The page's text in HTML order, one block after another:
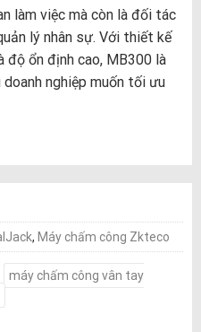
làm việc mà còn là đối tác
lý nhân sự. Với thiết kế
độ ổn định cao, MB300 là
nghiệp muốn tối ưu
, Máy chấm công Zkteco
máy chấm công vân tay